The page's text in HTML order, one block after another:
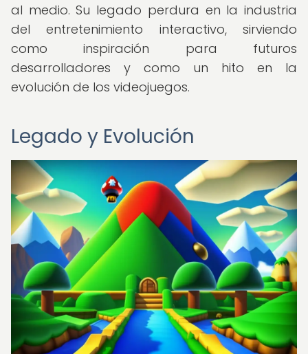
al medio. Su legado perdura en la industria
del entretenimiento interactivo, sirviendo
como inspiración para futuros
desarrolladores y como un hito en la
evolución de los videojuegos.
Legado y Evolución